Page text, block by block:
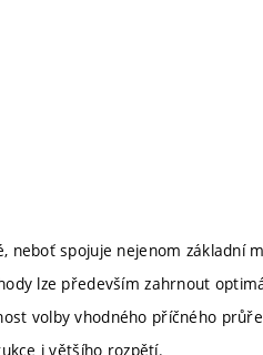
neboť spojuje nejenom základní
lze především zahrnout
volby vhodného příčného
i většího rozpětí.